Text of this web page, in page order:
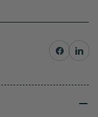
Partager surPartager